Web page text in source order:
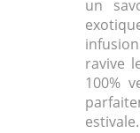
un
ravive
100%
estivale.